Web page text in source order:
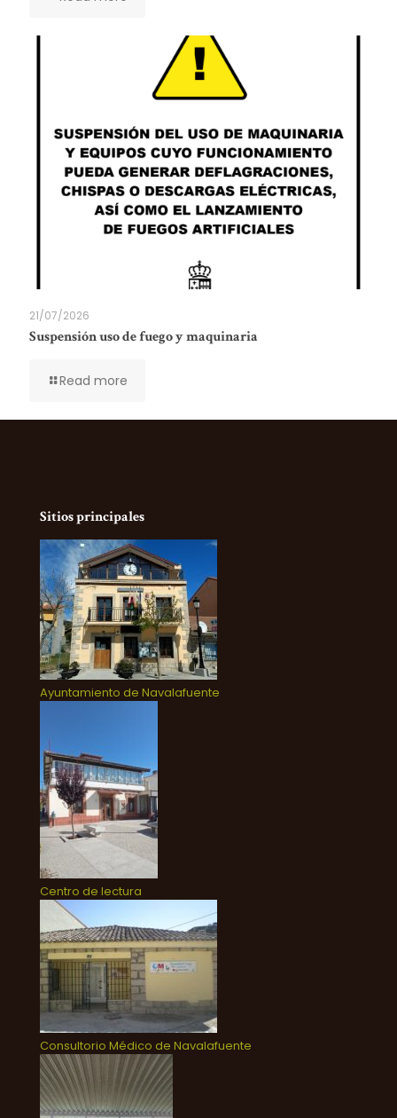
21/07/2026
Suspensión uso de fuego y maquinaria
Read more
Sitios principales
Ayuntamiento de Navalafuente
Centro de lectura
Consultorio Médico de Navalafuente